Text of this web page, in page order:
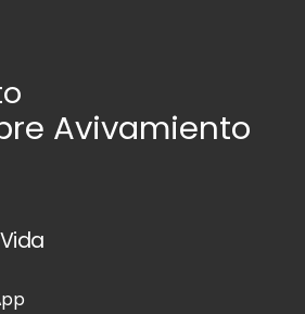
Avivamiento